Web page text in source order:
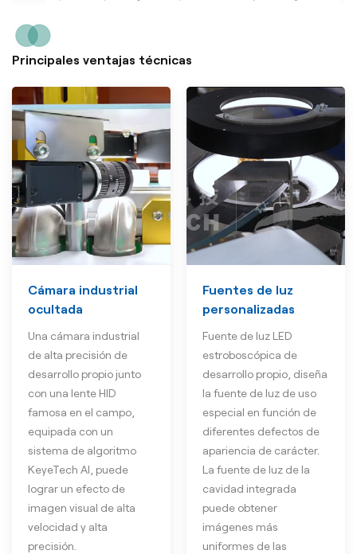
Principales ventajas técnicas
Cámara industrial
ocultada
Una cámara industrial
de alta precisión de
desarrollo propio junto
con una lente HID
famosa en el campo,
equipada con un
sistema de algoritmo
KeyeTech AI, puede
lograr un efecto de
imagen visual de alta
velocidad y alta
precisión.
Fuentes de luz
personalizadas
Fuente de luz LED
estroboscópica de
desarrollo propio, diseña
la fuente de luz de uso
especial en función de
diferentes defectos de
apariencia de carácter.
La fuente de luz de la
cavidad integrada
puede obtener
imágenes más
uniformes de las